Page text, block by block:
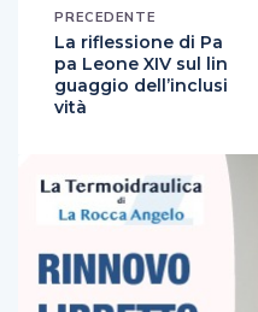
PRECEDENTE
La riflessione di Pa
pa Leone XIV sul lin
guaggio dell’inclusi
vità